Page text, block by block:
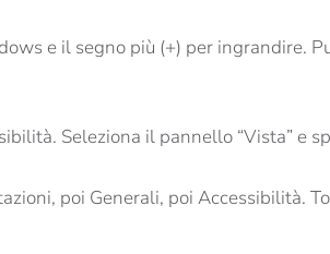
e il segno più (+) per ingrandire.
Seleziona il pannello “Vista” e
poi Generali, poi Accessibilità.